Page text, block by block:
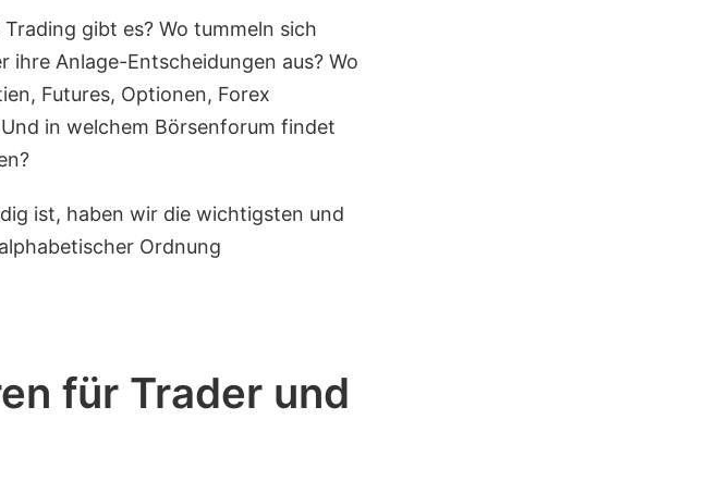
gibt es? Wo tummeln sich
ihre Anlage-Entscheidungen aus? Wo
Futures, Optionen, Forex
in welchem Börsenforum findet
ist, haben wir die wichtigsten und
Ordnung
für Trader und